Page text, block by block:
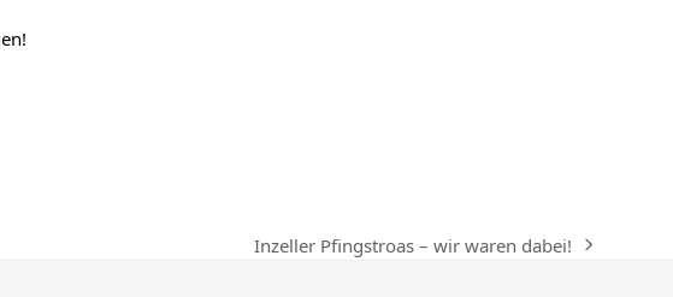
Nächster
Inzeller Pfingstroas – wir waren dabei!